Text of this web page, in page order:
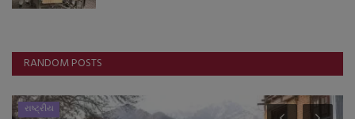
RANDOM POSTS
રાષ્ટ્રીય